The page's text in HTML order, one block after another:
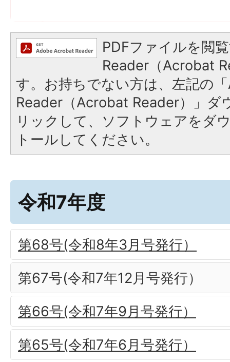
PDFファイルを閲
Reader（Acrobat
す。お持ちでない方は、左記の
Reader（Acrobat Reader）」ダ
リックして、ソフトウェアをダ
トールしてください。
令和7年度
第68号(令和8年3月号発行）
第67号(令和7年12月号発行）
第66号(令和7年9月号発行）
第65号(令和7年6月号発行）